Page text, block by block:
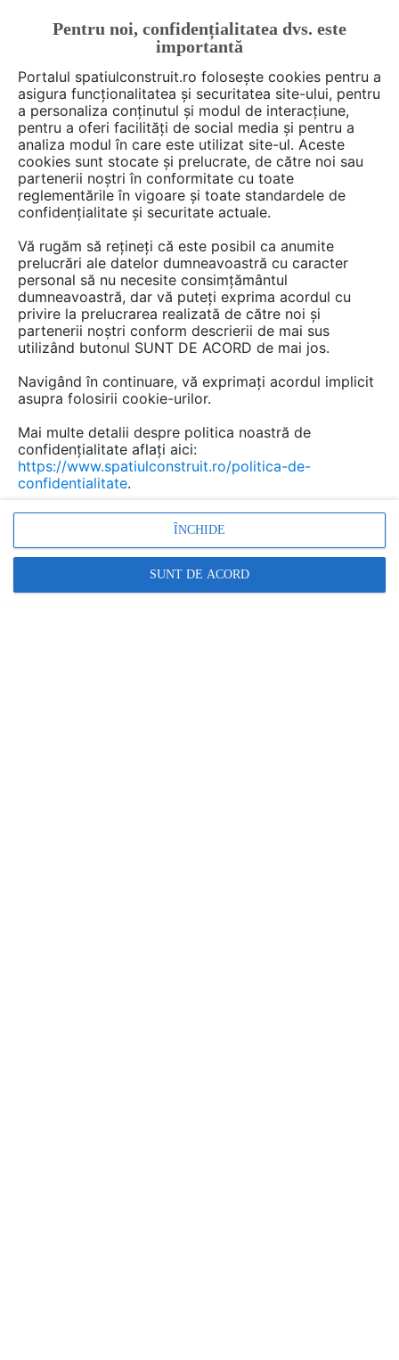
FĂ-ȚI CONT
CUM SE FACE
Deschide filtre
13 Fise tehnice de tipulMasini de
slefuit suprafete
în categoria
Scule,
unelte, masini, echipamente
Pentru noi, confidențialitatea dvs. este
importantă
Portalul spatiulconstruit.ro folosește cookies pentru a
asigura funcționalitatea și securitatea site-ului, pentru
a personaliza conținutul și modul de interacțiune,
pentru a oferi facilități de social media și pentru a
analiza modul în care este utilizat site-ul. Aceste
cookies sunt stocate și prelucrate, de către noi sau
partenerii noștri în conformitate cu toate
reglementările în vigoare și toate standardele de
confidențialitate și securitate actuale.
Vă rugăm să rețineți că este posibil ca anumite
prelucrări ale datelor dumneavoastră cu caracter
personal să nu necesite consimțământul
dumneavoastră, dar vă puteți exprima acordul cu
privire la prelucrarea realizată de către noi și
partenerii noștri conform descrierii de mai sus
utilizând butonul SUNT DE ACORD de mai jos.
Navigând în continuare, vă exprimați acordul implicit
asupra folosirii cookie-urilor.
Mai multe detalii despre politica noastră de
confidențialitate aflați aici:
https://www.spatiulconstruit.ro/politica-de-
confidentialitate.
ÎNCHIDE
SUNT DE ACORD